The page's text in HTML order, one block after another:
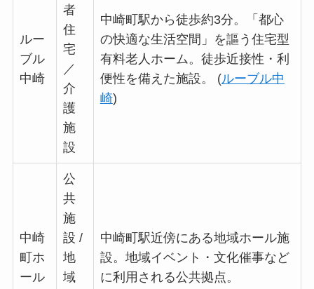
ルー
ブル
中崎
者
住
宅
／
介
護
施
設
中崎町駅から徒歩約3分。「都心
の快適な生活空間」を謳う住宅型
有料老人ホーム。徒歩近接性・利
便性を備えた施設。 (ルーブル中
崎)
中崎
町ホ
ール
公
共
施
設 /
地
域
中崎町駅近傍にある地域ホール施
設。地域イベント・文化催事など
に利用される公共拠点。